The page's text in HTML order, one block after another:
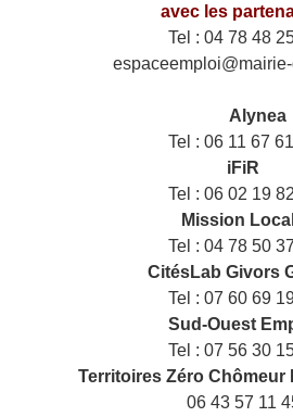
avec les
Tel : 04 78 48
Alynea
Tel : 06 11 67
iFiR
Tel : 06 02 19
Mission
Tel : 04 78 50
CitésLab Givors
Tel : 07 60 69
Sud-Ouest
Tel : 07 56 30
Territoires Zéro Chômeur
06 43 57 11